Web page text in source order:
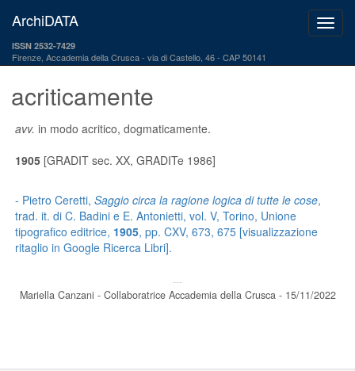
ArchiDATA
ISSN 2532-7429
Firenze, Accademia della Crusca via di Castello, 46 - CAP 50141
acriticamente
avv. in modo acritico, dogmaticamente.
1905[GRADIT sec. XX, GRADITe 1986]
- Pietro Ceretti, Saggio circa la ragione logica di tutte le cose,
trad. it. di C. Badini e E. Antonietti, vol. V, Torino, Unione
tipografico editrice, 1905, pp. CXV, 673, 675 [visualizzazione
ritaglio in Google Ricerca Libri].
---
Mariella Canzani - Collaboratrice Accademia della Crusca - 15/11/2022